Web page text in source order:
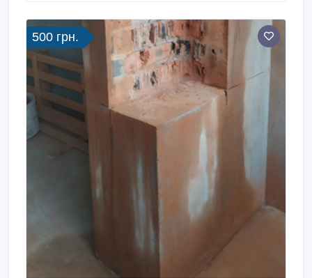
пыли.
500 грн.